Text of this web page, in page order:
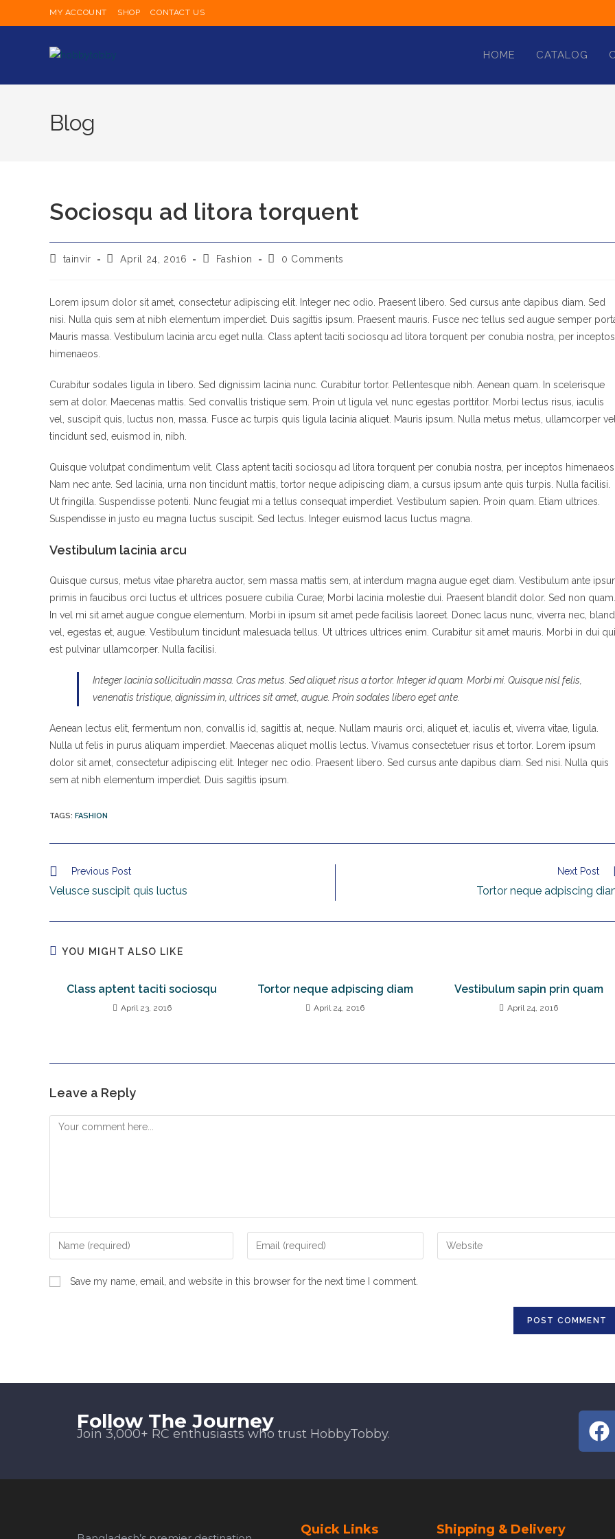
MY ACCOUNT SHOP CONTACT US
HOME CATALOG
Blog
Sociosqu ad litora torquent
tainvir April 24, 2016 Fashion 0 Comments
Lorem ipsum dolor sit amet, consectetur adipiscing elit. Integer nec odio. Praesent libero. Sed cursus ante dapibus diam. Sed
nisi. Nulla quis sem at nibh elementum imperdiet. Duis sagittis ipsum. Praesent mauris. Fusce nec tellus sed augue semper
Mauris massa. Vestibulum lacinia arcu eget nulla. Class aptent taciti sociosqu ad litora torquent per conubia nostra, per inceptos
himenaeos.
Curabitur sodales ligula in libero. Sed dignissim lacinia nunc. Curabitur tortor. Pellentesque nibh. Aenean quam. In scelerisque
sem at dolor. Maecenas mattis. Sed convallis tristique sem. Proin ut ligula vel nunc egestas porttitor. Morbi lectus risus, iaculis
vel, suscipit quis, luctus non, massa. Fusce ac turpis quis ligula lacinia aliquet. Mauris ipsum. Nulla metus metus, ullamcorper vel,
tincidunt sed, euismod in, nibh.
Quisque volutpat condimentum velit. Class aptent taciti sociosqu ad litora torquent per conubia nostra, per inceptos himenaeos.
Nam nec ante. Sed lacinia, urna non tincidunt mattis, tortor neque adipiscing diam, a cursus ipsum ante quis turpis. Nulla facilisi.
Ut fringilla. Suspendisse potenti. Nunc feugiat mi a tellus consequat imperdiet. Vestibulum sapien. Proin quam. Etiam ultrices.
Suspendisse in justo eu magna luctus suscipit. Sed lectus. Integer euismod lacus luctus magna.
Vestibulum lacinia arcu
Quisque cursus, metus vitae pharetra auctor, sem massa mattis sem, at interdum magna augue eget diam. Vestibulum ante
primis in faucibus orci luctus et ultrices posuere cubilia Curae; Morbi lacinia molestie dui. Praesent blandit dolor. Sed non quam.
In vel mi sit amet augue congue elementum. Morbi in ipsum sit amet pede facilisis laoreet. Donec lacus nunc, viverra nec,
vel, egestas et, augue. Vestibulum tincidunt malesuada tellus. Ut ultrices ultrices enim. Curabitur sit amet mauris. Morbi in dui
est pulvinar ullamcorper. Nulla facilisi.
Integer lacinia sollicitudin massa. Cras metus. Sed aliquet risus a tortor. Integer id quam. Morbi mi. Quisque nisl felis,
venenatis tristique, dignissim in, ultrices sit amet, augue. Proin sodales libero eget ante.
Aenean lectus elit, fermentum non, convallis id, sagittis at, neque. Nullam mauris orci, aliquet et, iaculis et, viverra vitae, ligula.
Nulla ut felis in purus aliquam imperdiet. Maecenas aliquet mollis lectus. Vivamus consectetuer risus et tortor. Lorem ipsum
dolor sit amet, consectetur adipiscing elit. Integer nec odio. Praesent libero. Sed cursus ante dapibus diam. Sed nisi. Nulla quis
sem at nibh elementum imperdiet. Duis sagittis ipsum.
TAGS: FASHION
Previous Post
Velusce suscipit quis luctus
Next Post
Tortor neque adpiscing
YOU MIGHT ALSO LIKE
Class aptent taciti sociosqu
April 23, 2016
Tortor neque adpiscing diam
April 24, 2016
Vestibulum sapin prin quam
April 24, 2016
Leave a Reply
Save my name, email, and website in this browser for the next time I comment.
Follow The Journey
Join 3,000+ RC enthusiasts who trust HobbyTobby.
Quick Links Shipping & Delivery